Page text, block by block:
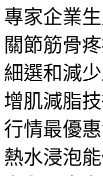
專家企業
關節筋骨
細選和減
增肌減脂
行情最優
熱水浸泡